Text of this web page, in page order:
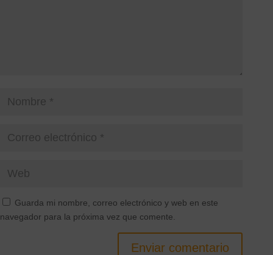
Guarda mi nombre, correo electrónico y web en este
navegador para la próxima vez que comente.
Enviar comentario